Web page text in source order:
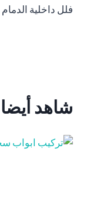
فلل داخلية الدمام
شاهد أيضا